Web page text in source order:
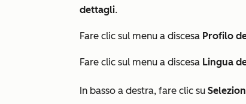
dettagli.
Fare clic sul menu a discesa Profilo
Fare clic sul menu a discesa Lingua
In basso a destra, fare clic su